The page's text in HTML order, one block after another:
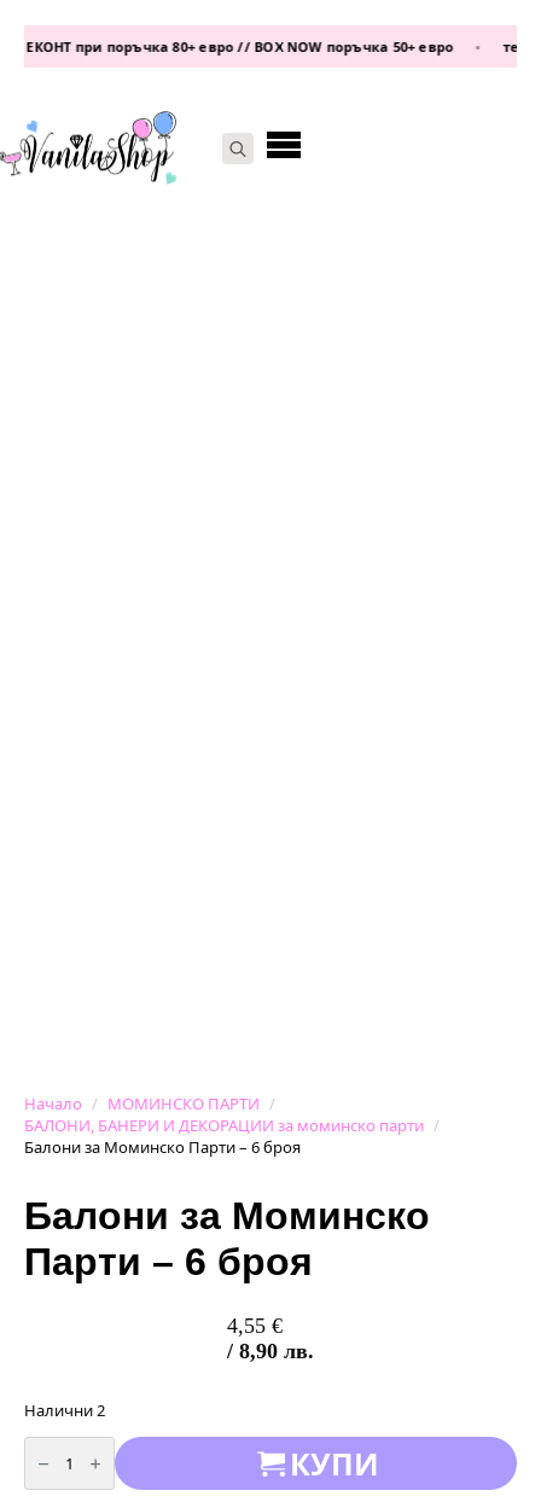
при поръчка 80+ евро // BOX NOW поръчка 50+ евро •
Начало
МОМИНСКО ПАРТИ
БАЛОНИ, БАНЕРИ И ДЕКОРАЦИИ за моминско парти
Балони за Моминско Парти – 6 броя
Балони за Моминско
Парти – 6 броя
4,55 €
/ 8,90 лв.
Налични 2
количество
за
Балони
за
КУПИ